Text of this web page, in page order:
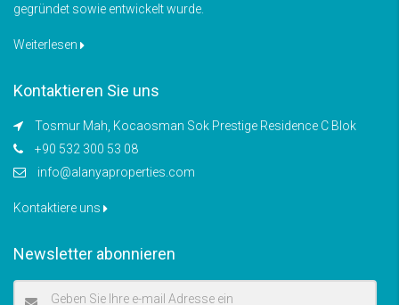
gegründet sowie entwickelt wurde.
Weiterlesen
Kontaktieren Sie uns
Tosmur Mah, Kocaosman Sok Prestige Residence C Blok
+90 532 300 53 08
info@alanyaproperties.com
Kontaktiere uns
Newsletter abonnieren